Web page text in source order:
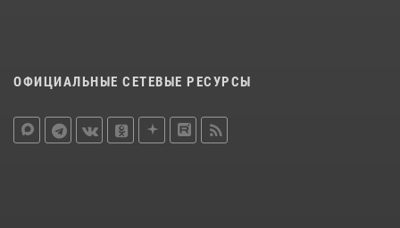
ОФИЦИАЛЬНЫЕ СЕТЕВЫЕ РЕСУРСЫ